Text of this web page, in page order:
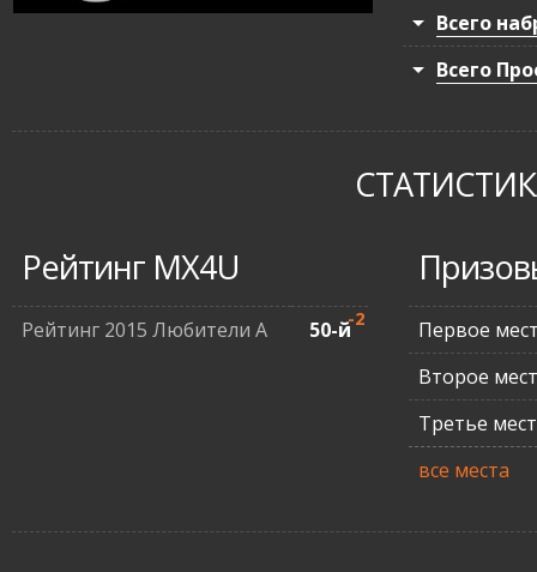
Всего
Всего
Рейтинг MX4U
Рейтинг 2015 Любители А 50-й-2
Первое
Второе
Третье
все места